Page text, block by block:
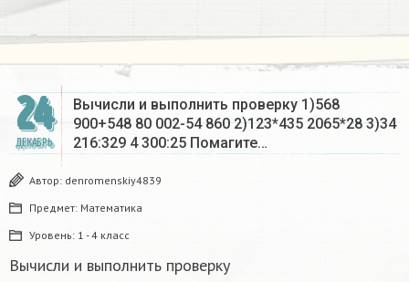
24
ДЕКАБРЬ
Вычисли и выполнить проверку 1)568
900+548 80 002-54 860 2)123*435 2065*28 3)34
216:329 4 300:25 Помагите…
Автор: denromenskiy4839
Предмет: Математика
Уровень: 1 - 4 класс
Вычисли и выполнить проверку